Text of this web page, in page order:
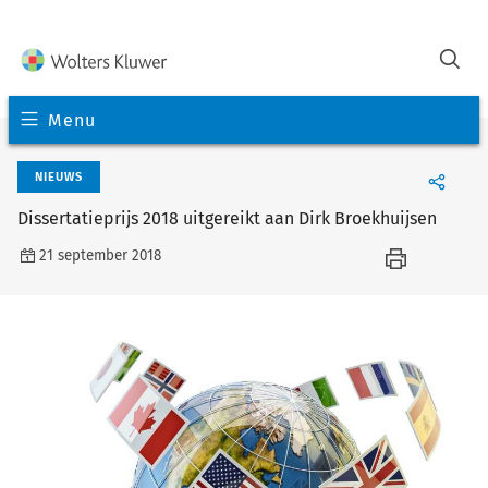
Menu
NIEUWS
Dissertatieprijs 2018 uitgereikt aan Dirk Broekhuijsen
21 september 2018